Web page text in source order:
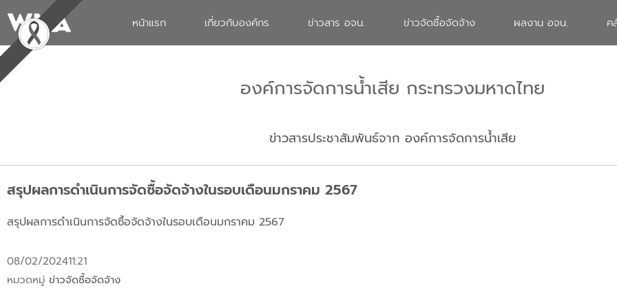
หน้าแรก เกี่ยวกับองค์กร ข่าวสาร อจน. ข่าวจัดซื้อจัดจ้าง ผลงาน อจน. ค
องค์การจัดการน้ำเสีย กระทรวงมหาดไทย
ข่าวสารประชาสัมพันธ์จาก องค์การจัดการน้ำเสีย
สรุปผลการดำเนินการจัดซื้อจัดจ้างในรอบเดือนมกราคม 2567
สรุปผลการดำเนินการจัดซื้อจัดจ้างในรอบเดือนมกราคม 2567
08/02/202411:21
หมวดหมู่ ข่าวจัดซื้อจัดจ้าง